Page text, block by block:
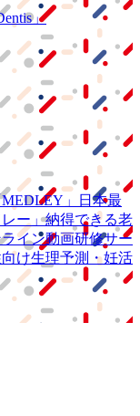
」
MEDLEY」
日本最
レー」納得できる老
イン動画研修サー
け生理予測・妊活